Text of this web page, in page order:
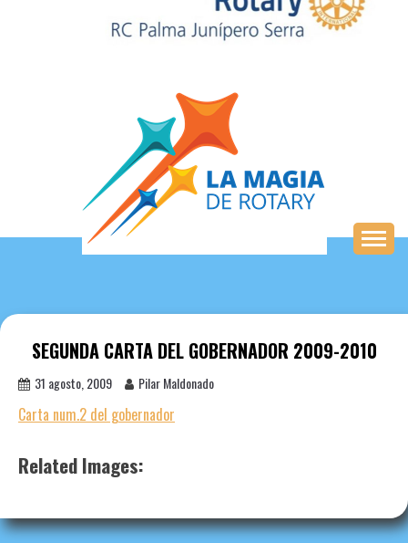
SEGUNDA CARTA DEL GOBERNADOR 2009-2010
31 agosto, 2009 Pilar Maldonado
Carta num.2 del gobernador
Related Images: